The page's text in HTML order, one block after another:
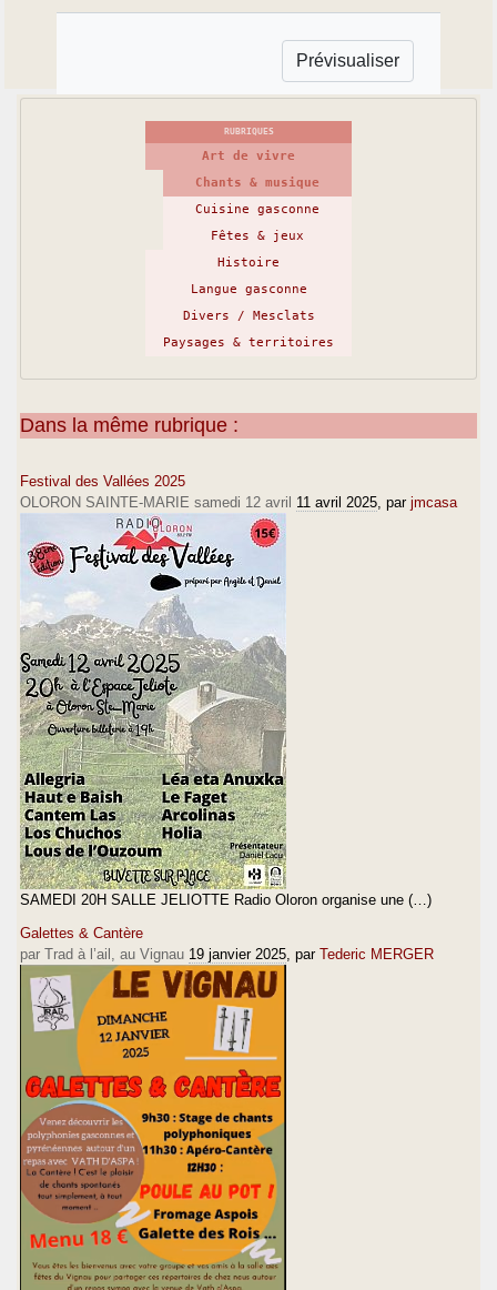
RUBRIQUES
Art de vivre
Chants & musique
Cuisine gasconne
Fêtes & jeux
Histoire
Langue gasconne
Divers / Mesclats
Paysages & territoires
Dans la même rubrique :
Festival des Vallées 2025
OLORON SAINTE-MARIE samedi 12 avril 11 avril 2025 , par jmcasa
SAMEDI 20H SALLE JELIOTTE Radio Oloron organise une (…)
Galettes & Cantère
par Trad à l’ail, au Vignau 19 janvier 2025 , par Tederic MERGER